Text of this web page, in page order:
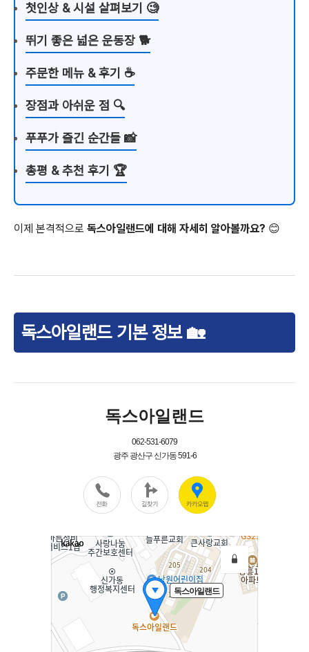
첫인상 & 시설 살펴보기 🧐
뛰기 좋은 넓은 운동장 🐕
주문한 메뉴 & 후기 ☕
장점과 아쉬운 점 🔍
푸푸가 즐긴 순간들 📸
총평 & 추천 후기 🏆
이제 본격적으로 독스아일랜드에 대해 자세히 알아볼까요? 😊
독스아일랜드 기본 정보 🏡